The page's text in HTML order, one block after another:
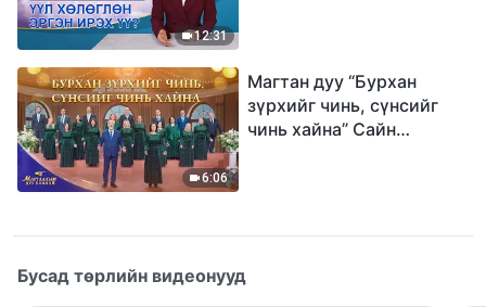
12:31
6:06
Магтан дуу “Бурхан
зүрхийг чинь, сүнсийг
чинь хайна” Сайн
Бусад төрлийн видеонууд